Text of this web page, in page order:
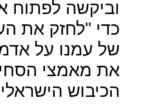
וביקשה לפתוח
כדי "לחזק את
של עמנו על
את מאמצי
הכיבוש